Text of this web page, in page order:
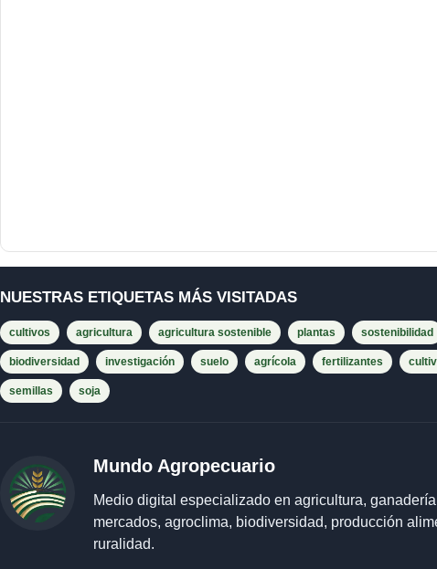
NUESTRAS ETIQUETAS MÁS VISITADAS
cultivos agricultura agricultura sostenible plantas sostenibilidad
biodiversidad investigación suelo agrícola fertilizantes
semillas soja
Mundo Agropecuario
Medio digital especializado en agricultura,
mercados, agroclima, biodiversidad, producción
ruralidad.